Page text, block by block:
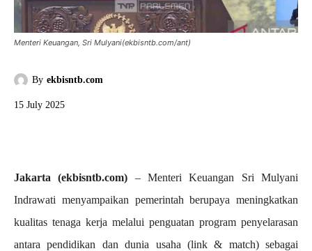
Menteri Keuangan, Sri Mulyani(ekbisntb.com/ant)
By ekbisntb.com
15 July 2025
Jakarta (ekbisntb.com) – Menteri Keuangan Sri Mulyani
Indrawati menyampaikan pemerintah berupaya meningkatkan
kualitas tenaga kerja melalui penguatan program penyelarasan
antara pendidikan dan dunia usaha (link & match) sebagai